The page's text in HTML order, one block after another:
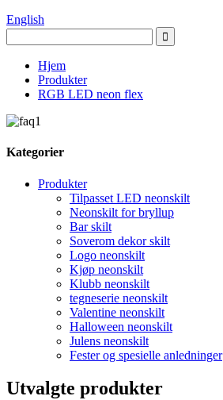
English
Hjem
Produkter
RGB LED neon flex
Kategorier
Produkter
Tilpasset LED neonskilt
Neonskilt for bryllup
Bar skilt
Soverom dekor skilt
Logo neonskilt
Kjøp neonskilt
Klubb neonskilt
tegneserie neonskilt
Valentine neonskilt
Halloween neonskilt
Julens neonskilt
Fester og spesielle anledninger
Utvalgte produkter